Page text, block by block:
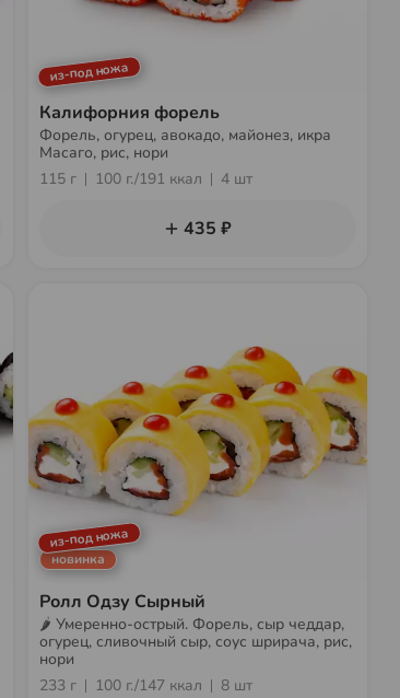
из-под ножа
Калифорния форель
Форель, огурец, авокадо, майонез, икра
Масаго, рис, нори
115 г
100 г./191 ккал 4 шт
435 ₽
из-под ножа
новинка
Ролл Одзу Сырный
🌶 Умеренно-острый. Форель, сыр чеддар,
огурец, сливочный сыр, соус шрирача, рис,
нори
233 г
100 г./147 ккал 8 шт